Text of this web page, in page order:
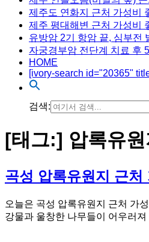
제주도 연화지 근처 가성비
제주 평대해변 근처 가성비
유방암 2기 항암 끝, 심부전
자궁경부암 전단계 치료 후
HOME
[ivory-search id="20365"
검색:
[태그:] 압록유
곡성 압록유원지 근
오늘은 곡성 압록유원지 근처 가
강물과 울창한 나무들이 어우러